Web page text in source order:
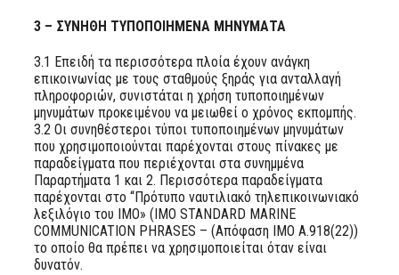
3 – ΣΥΝΗΘΗ ΤΥΠΟΠΟΙΗΜΕΝΑ ΜΗΝΥΜΑΤΑ
3.1 Επειδή τα περισσότερα πλοία έχουν ανάγκη
επικοινωνίας με τους σταθμούς ξηράς για ανταλλαγή
πληροφοριών, συνιστάται η χρήση τυποποιημένων
μηνυμάτων προκειμένου να μειωθεί ο χρόνος εκπομπής.
3.2 Οι συνηθέστεροι τύποι τυποποιημένων μηνυμάτων
που χρησιμοποιούνται παρέχονται στους πίνακες με
παραδείγματα που περιέχονται στα συνημμένα
Παραρτήματα 1 και 2. Περισσότερα παραδείγματα
παρέχονται στο “Πρότυπο ναυτιλιακό τηλεπικοινωνιακό
λεξιλόγιο του ΙΜΟ» (IMO STANDARD MARINE
COMMUNICATION PHRASES – (Απόφαση ΙΜΟ Α.918(22))
το οποίο θα πρέπει να χρησιμοποιείται όταν είναι
δυνατόν.